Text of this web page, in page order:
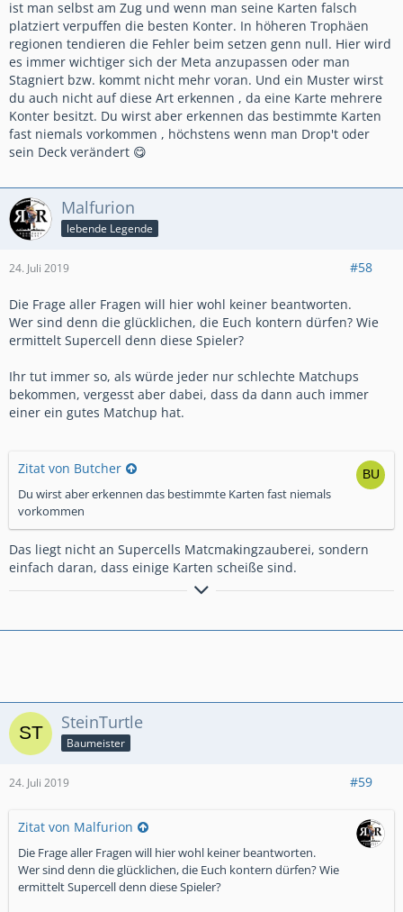
ist man selbst am Zug und wenn man seine Karten falsch
platziert verpuffen die besten Konter. In höheren Trophäen
regionen tendieren die Fehler beim setzen genn null. Hier wird
es immer wichtiger sich der Meta anzupassen oder man
Stagniert bzw. kommt nicht mehr voran. Und ein Muster wirst
du auch nicht auf diese Art erkennen , da eine Karte mehrere
Konter besitzt. Du wirst aber erkennen das bestimmte Karten
fast niemals vorkommen , höchstens wenn man Drop't oder
sein Deck verändert 😋
Malfurion
lebende Legende
24. Juli 2019 #58
Die Frage aller Fragen will hier wohl keiner beantworten.
Wer sind denn die glücklichen, die Euch kontern dürfen? Wie
ermittelt Supercell denn diese Spieler?
Ihr tut immer so, als würde jeder nur schlechte Matchups
bekommen, vergesst aber dabei, dass da dann auch immer
einer ein gutes Matchup hat.
Zitat von Butcher
Du wirst aber erkennen das bestimmte Karten fast niemals
vorkommen
Das liegt nicht an Supercells Matcmakingzauberei, sondern
einfach daran, dass einige Karten scheiße sind.
www.ruhrpott-rockas.de
SteinTurtle
Baumeister
24. Juli 2019 #59
Zitat von Malfurion
Die Frage aller Fragen will hier wohl keiner beantworten.
Wer sind denn die glücklichen, die Euch kontern dürfen? Wie
ermittelt Supercell denn diese Spieler?